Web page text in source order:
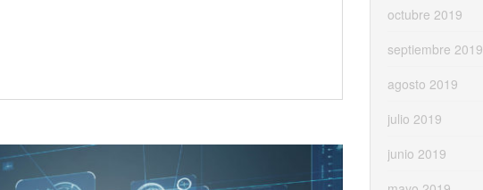
octubre 2019
septiembre 2019
agosto 2019
julio 2019
junio 2019